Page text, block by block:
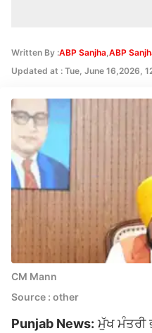
Written By :ABP Sanjha,ABP
Updated at : Tue, June 16,2026,
CM Mann
Source : other
Punjab News: ਮੁੱਖ ਮੰਤਰੀ